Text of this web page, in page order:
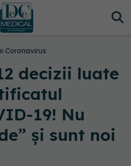
›Coronavirus
decizii luate
19! Nu
și sunt noi